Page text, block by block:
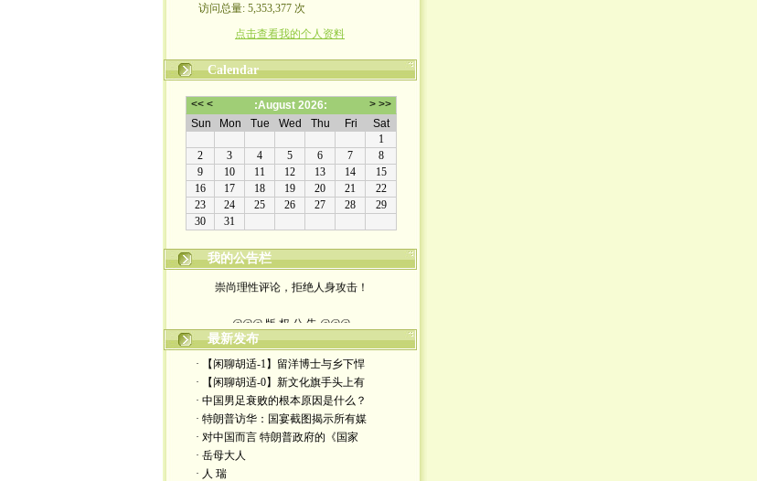
访问总量: 5,353,377 次
点击查看我的个人资料
Calendar
我的公告栏
本博客所发布文章，
除特别注明者外，均为原创。
转载或制作视频，
须注明如下版权信息：
最新发布
· 【闲聊胡适-1】留洋博士与乡下悍
· 【闲聊胡适-0】新文化旗手头上有
· 中国男足衰败的根本原因是什么？
· 特朗普访华：国宴截图揭示所有媒
· 对中国而言 特朗普政府的《国家
· 岳母大人
· 人 瑞